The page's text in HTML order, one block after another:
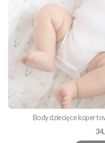
Body dziecięce